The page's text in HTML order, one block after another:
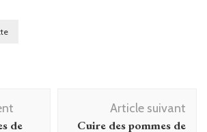
de
Article suivant
Cuire des pommes de